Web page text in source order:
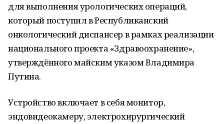
для выполнения урологических операций,
который поступил в Республиканский
онкологический диспансер в рамках реализации
национального проекта «Здравоохранение»,
утверждённого майским указом Владимира
Путина.
Устройство включает в себя монитор,
эндовидеокамеру, электрохирургический